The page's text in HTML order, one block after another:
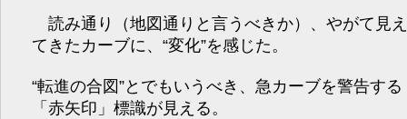
読み通り（地図通りと言うべきか）、やがて見
てきたカーブに、“変化”を感じた。
“転進の合図”とでもいうべき、急カーブを警告する
「赤矢印」標識が見える。